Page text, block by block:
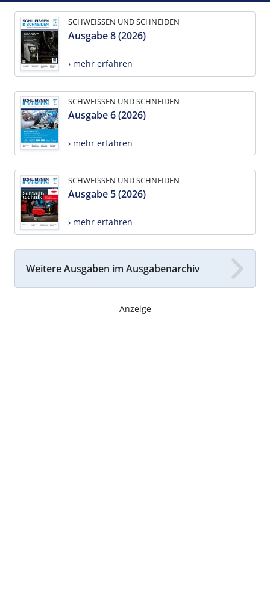
SCHWEISSEN UND SCHNEIDEN
Ausgabe 8 (2026)
› mehr erfahren
SCHWEISSEN UND SCHNEIDEN
Ausgabe 6 (2026)
› mehr erfahren
SCHWEISSEN UND SCHNEIDEN
Ausgabe 5 (2026)
› mehr erfahren
Weitere Ausgaben im Ausgabenarchiv
- Anzeige -